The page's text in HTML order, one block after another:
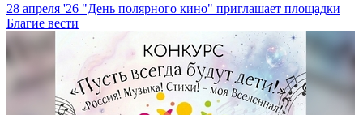
28 апреля '26 "День полярного кино" приглашает площадки
Благие вести